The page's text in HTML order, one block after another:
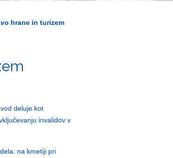
hrane in turizem
deluje kot
invalidov v
na kmetiji pri